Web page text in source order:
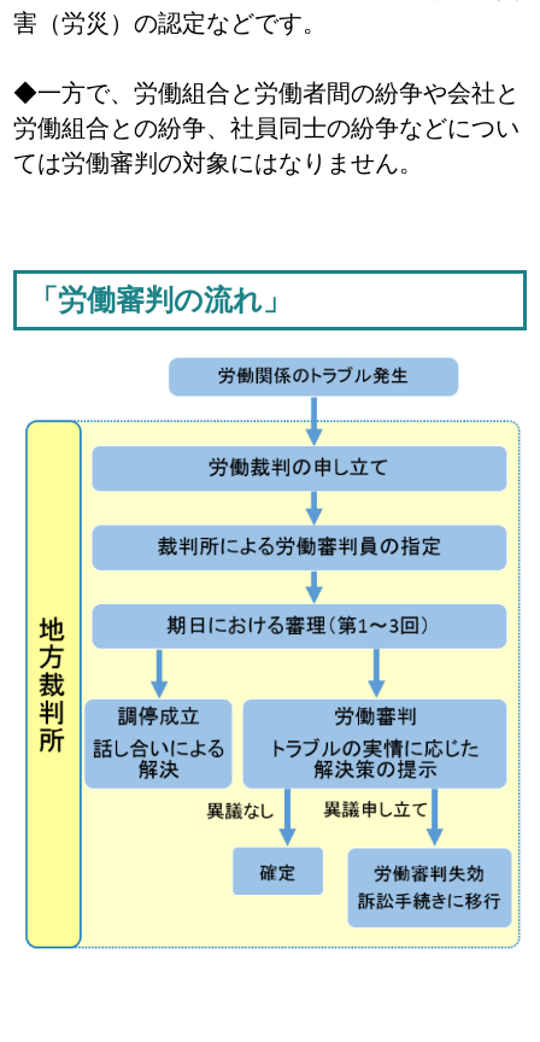
害（労災）の認定などです。
◆一方で、労働組合と労働者間の紛争や会社と
労働組合との紛争、社員同士の紛争などについ
ては労働審判の対象にはなりません。
「労働審判の流れ」